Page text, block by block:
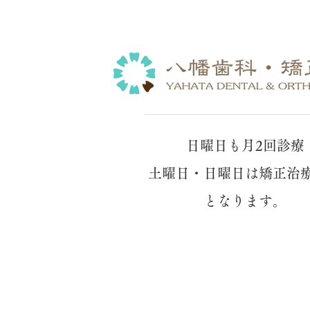
日曜日も月2回診療
土曜日・日曜日は矯正治
となります。